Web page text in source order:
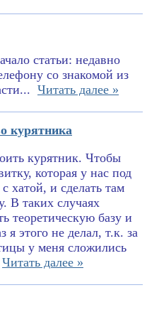
статьи: недавно
со знакомой из
Читать далее »
курятника
курятник. Чтобы
которая у нас под
хатой, и сделать там
В таких случаях
теоретическую базу и
я этого не делал, т.к. за
у меня сложились
Читать далее »